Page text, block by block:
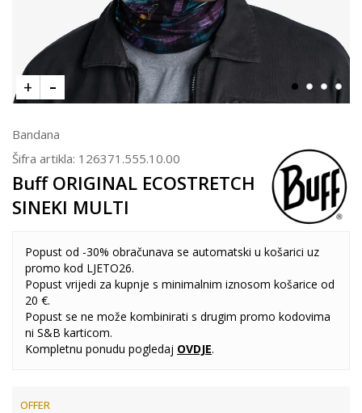
Bandana
Šifra artikla: 126371.555.10.00
Buff ORIGINAL ECOSTRETCH
SINEKI MULTI
Popust od -30% obračunava se automatski u košarici uz
promo kod LJETO26.
Popust vrijedi za kupnje s minimalnim iznosom košarice od
20 €.
Popust se ne može kombinirati s drugim promo kodovima
ni S&B karticom.
Kompletnu ponudu pogledaj OVDJE.
OFFER